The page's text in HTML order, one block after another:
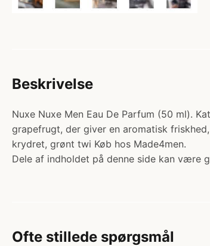
Beskrivelse
Nuxe Nuxe Men Eau De Parfum (50 ml).
grapefrugt, der giver en aromatisk
krydret, grønt twi Køb hos Made4men.
Dele af indholdet på denne side kan være
Ofte stillede spørgsmål